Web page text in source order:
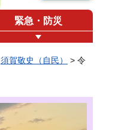
緊急・防災
須賀敬史（自民）
> 令